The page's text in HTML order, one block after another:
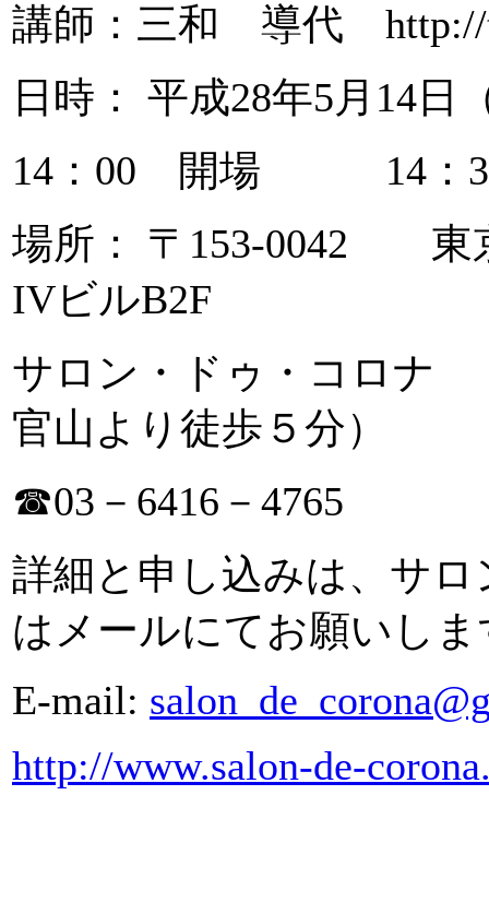
講師：三和 導代 http://
日時： 平成28年5月14日
14：00 開場 14：
場所： 〒153-0042 東
IVビルB2F
サロン・ドゥ・コロナ
官山より徒歩５分）
☎03－6416－4765
詳細と申し込みは、サ
はメールにてお願いしま
E-mail:
http://www.salon-de-